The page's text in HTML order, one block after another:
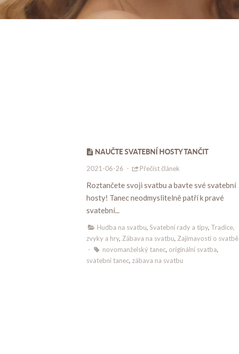
NAUČTE SVATEBNÍ HOSTY TANČIT
2021-06-26 - Přečíst článek
Roztančete svoji svatbu a bavte své svatební
hosty! Tanec neodmyslitelně patří k pravé
svatební...
Hudba na svatbu,Svatební rady a tipy, Tradice,
zvyky a hry, Zábava na svatbu, Zajímavosti o svatbě
-
novomanželský tanec, originální svatba,
svatební tanec, zábava na svatbu